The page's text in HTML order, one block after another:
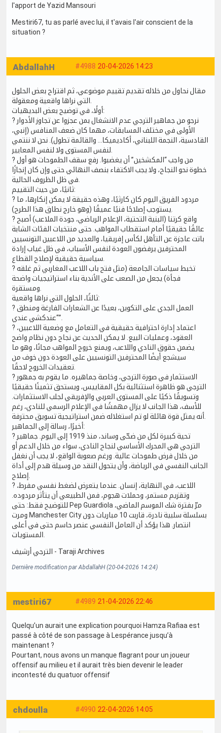
l'apport de Yazid Mansouri
Mestiri67, tu as parlé avec lui, il t'avais l'air conscient de la
situation ?
#4988 20-04-2026 14:23
AbdallahH
مقال نحاول من خلاله تقديم تقييم موضوعي، ثم اقتراح بعض الحلول
أولًا، في توضيح بعض البديهيات:
? نرجو من جماهير الترجي عدم الانشغال بمن عجزوا عن تجاوز الأدوار
الأولى في مختلف المسابقات، مهما كان ضعف المنافس (إنبي،
القادسية، النجمة اللبناني، أكاديميكا... والقائمة تطول). نحن لا ننتمي
? من واجب “المكشخين” أن يغضبوا. رفع سقف الطموحات هو أول
خطوة نحو النجاح، ولا يجب الاكتفاء بنصف النهائي حتى وإن كان إنجازًا
ثانيًا، من حيث التقييم:
? مردود الفريق اليوم كان كارثيًا، وهذه حقيقة لا يمكن إنكارها، ما
? واقع كرتنا (البنية التحتية، الإعلام الرياضي، جودة الملاعب) أصبح
عائقًا حقيقيًا أمام استقطاب المواهب. حتى منتخبات الفئات الشابة
باتت عاجزة عن التأهل لكأس إفريقيا، والعديد من اللاعبين التونسيين
المحترفين يرفضون العودة لنفس الأسباب، في ظل غياب إرادة
? تخبط سياسات الجامعة (مثل فتح باب اللاعب المغاربي ثم غلقه
فجأة) يجعل من الصعب على الأندية بناء استراتيجيات واضحة
ثالثًا، الحلول التي نراها واقعية:
? العمل الجدي على التكوين، بعيدًا عن الشعارات الفارغة ومنطق
“عندكشي عندي”.
? اعتماد إدارة احترافية حقيقية في التعامل مع وضعية اللاعبين،
العقود، وعمليات البيع. لا يمكن الحديث عن نجاح دون نظام واضح
يضمن حقوق النادي واللاعب، ويمنع خروج المواهب مجانًا، وهو ما
سيشجع أيضًا المحترفين التونسيين على العودة دون خوف من
? الاستثمار في صورة الترجي، وخاصة جماهيره. ما يقوم به جمهور
الترجي هو ظاهرة استثنائية بكل المقاييس، ويستحق تثمينًا حقيقيًا
وتسويقًا ذكيًا على المستوى العربي والإفريقي لجلب الاستثمارات.
للأسف، هذا الجانب لا يزال مهمشًا في الإعلام الرسمي للنادي، رغم
أخيرًا، رسالة إلى الجماهير:
? تحية كبيرة لكل من ضحّى وساند، منذ 1919 إلى اليوم. جماهير
الترجي هي المحرك الأساسي لنجاح النادي، سواء من خلال الدعم أو
من خلال فرض طموحات عالية. ورغم صعوبة الواقع، لا يجب أن نغفل
الجانب النفسي في الرياضة، وأن يتحول النقد من وسيلة هدم إلى أداة
? اللاعب، في النهاية، إنسان. عندما يتعرض لضغط نفسي مفرط،
وتقزيم مستمر، وحملات هجوم، فمن الطبيعي أن يتأثر مردوده.
للتوضيح فقط: حتى Pep Guardiola مرّ بفترة شك الموسم الماضي،
ومرت Manchester City بسلسلة سلبية نادرة، قاربت 10 مباريات دون
انتصار. هذا يؤكد أن العامل النفسي عنصر حاسم حتى في أعلى
الترجي أرشيف - Taraji Archives
Dernière modification par AbdallahH (20-04-2026 14:24)
#4989 21-04-2026 22:46
mestiri67
Quelqu’un aurait une explication pourquoi Hamza Rafiaa est
passé à côté de son passage à Lespérance jusqu’à
maintenant ?
Pourtant, nous avons un manque flagrant pour un joueur
offensif au milieu et il aurait très bien devenir le leader
incontesté du quatuor offensif
#4990 22-04-2026 14:05
chdoulla